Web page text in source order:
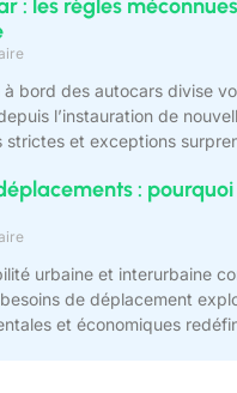
: les règles
à bord des autocars divise
l’instauration de
et exceptions
:
urbaine et interurbaine
de déplacement
et économiques